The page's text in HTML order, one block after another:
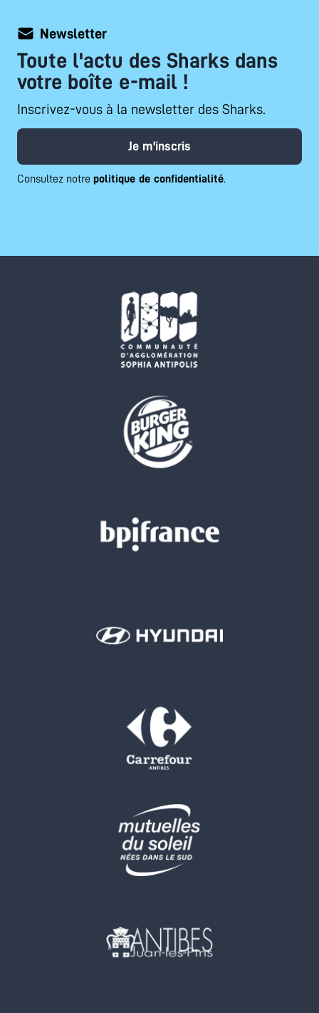
Newsletter
Toute l'actu des Sharks dans
votre boîte e-mail !
Inscrivez-vous à la newsletter des Sharks.
Je m'inscris
Consultez notre politique de confidentialité.